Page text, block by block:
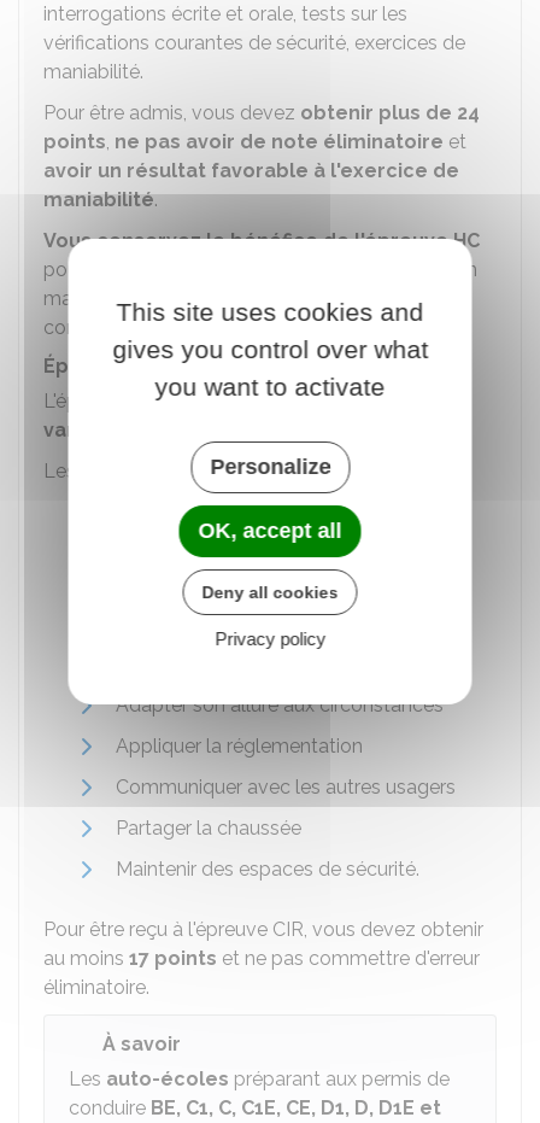
interrogations écrite et orale, tests sur les
vérifications courantes de sécurité, exercices de
maniabilité.
Pour être admis, vous devez obtenir plus de 24
points, ne pas avoir de note éliminatoire et
avoir un résultat favorable à l'exercice de
maniabilité.
Vous conservez le bénéfice de l'épreuve HC
pour 3 épreuves en circulation (CIR) pendant 1 an
maximum à partir de la réussite à l'épreuve HC à
condition de valider l'épreuve théorique.
Épreuve en circulation (CIR)
L'épreuve CIR se déroule sur desitinéraires
variés
Les
compétencessuivantes sont évaluées :
Savoir s'installer et assurer la sécurité à
Autonomie et la conscience du risque
Connaître et utiliser les commandes
Adapter son allure aux circonstances
Appliquer la réglementation
Communiquer avec les autres usagers
Partager la chaussée
Maintenir des espaces de sécurité.
Pour être reçu à l'épreuve CIR, vous devez obtenir
au moins 17 points et ne pas commettre d'erreur
éliminatoire.
À savoir
Les auto-écoles préparant aux permis de
conduire BE, C1, C, C1E, CE, D1, D, D1E et
This site uses cookies and
gives you control over what
you want to activate
Personalize
OK, accept all
Deny all cookies
Privacy policy